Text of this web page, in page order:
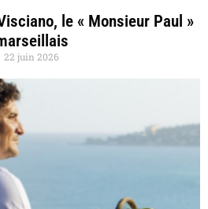
le « Monsieur Paul »
22 juin 2026